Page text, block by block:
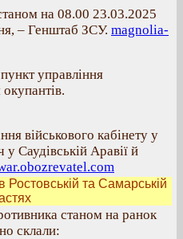
на 08.00 23.03.2025
– Генштаб ЗСУ. magnolia-
управління
військового кабінету у
Саудівській Аравії й
Ростовській та Самарській
станом на ранок
склали: